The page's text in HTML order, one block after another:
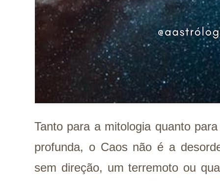
Tanto para a mitologia quanto
profunda, o Caos não é a
sem direção, um terremoto ou